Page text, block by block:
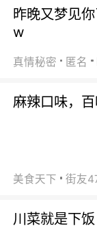
昨晚又梦见
w
真情秘密 匿名
麻辣口味，百
美食天下
川菜就是下饭